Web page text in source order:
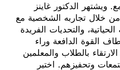
ويشتهر الدكتور غاينز
من خلال تجاربه الشخصية مع
والتحديات الفريدة
القوة الدافعة وراء
بالطلاب والمعلمين
وتحفيزهم. اختير